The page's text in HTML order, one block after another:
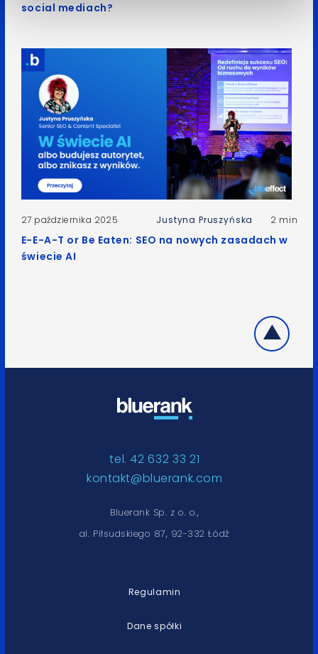
social mediach?
27 października 2025 Justyna Pruszyńska 2 min
E-E-A-T or Be Eaten: SEO na nowych zasadach w
świecie AI
tel. 42 632 33 21
kontakt@bluerank.com
Bluerank Sp. z o. o.,
al. Piłsudskiego 87, 92-332 Łódź
Regulamin
Dane spółki